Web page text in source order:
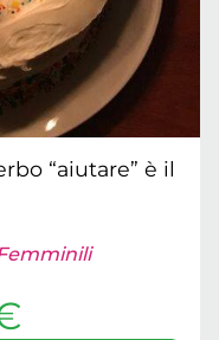
“aiutare” è il